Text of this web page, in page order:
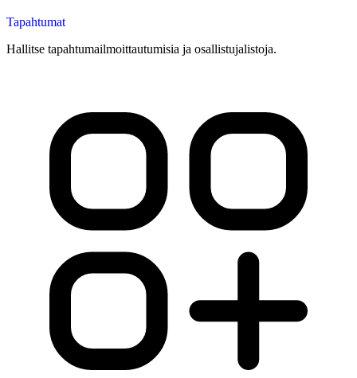
Tapahtumat
Hallitse tapahtumailmoittautumisia ja osallistujalistoja.